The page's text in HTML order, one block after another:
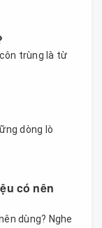
trùng là từ
dòng lò
có nên
dùng? Nghe